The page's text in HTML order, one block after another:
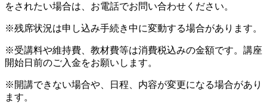
をされたい場合は、お電話でお問い合わせください。
※残席状況は申し込み手続き中に変動する場合があります。
※受講料や維持費、教材費等は消費税込みの金額です。講座
開始日前のご入金をお願いします。
※開講できない場合や、日程、内容が変更になる場合があり
ます。